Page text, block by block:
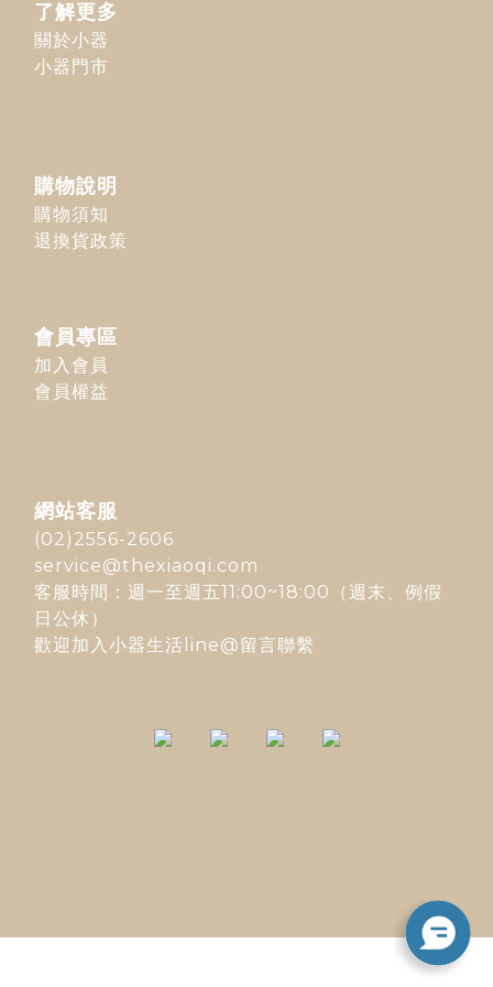
立即購買
了解更多
關於小器
小器門市
購物說明
購物須知
退換貨政策
會員專區
加入會員
會員權益
網站客服
(02)2556-2606
service@thexiaoqi.com
客服時間：週一至週五11:00~18:00（週末、例假
日公休）
歡迎加入 小器生活line@留言聯繫